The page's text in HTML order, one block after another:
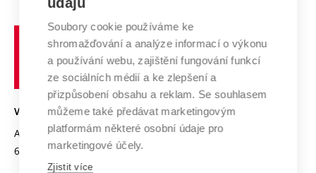
Systém zajišťování kvality výzkumu
Výzkumné infrastruktury
Transfer znalostí
Open Science
Projekty
Projekty ze strukturálních fondů
Specifický výzkum
Spolupráce se školami
Služby univerzity
Mezinárodní dohody
Univerzitní sítě
Profil univerzity
Udržitelná univerzita
Podnikavá univerzita / ContriBUTe
Bezpečná univerzita
Vyznamenání
Organizační struktura
učení
technické
VYSOKÉ UČENÍ TECHNICKÉ V BRNĚ
Antonínská 548/1
602 00 Brno
www.vut.cz
vut@vutbr.cz
Soubory cookie používáme ke
shromažďování a analýze informací o výkonu
a používání webu, zajištění fungování funkcí
ze sociálních médií a ke zlepšení a
přizpůsobení obsahu a reklam. Se souhlasem
můžeme také předávat marketingovým
platformám některé osobní údaje pro
marketingové účely.
Zjistit více